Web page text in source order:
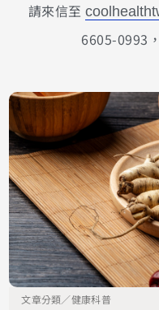
請來信至
6605-0993
文章分類／健康科普